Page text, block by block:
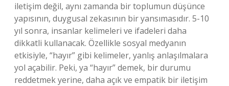
iletişim değil, aynı zamanda bir toplumun düşünce
yapısının, duygusal zekasının bir yansımasıdır. 5-10
yıl sonra, insanlar kelimeleri ve ifadeleri daha
dikkatli kullanacak. Özellikle sosyal medyanın
etkisiyle, “hayır” gibi kelimeler, yanlış anlaşılmalara
yol açabilir. Peki, ya “hayır” demek, bir durumu
reddetmek yerine, daha açık ve empatik bir iletişim